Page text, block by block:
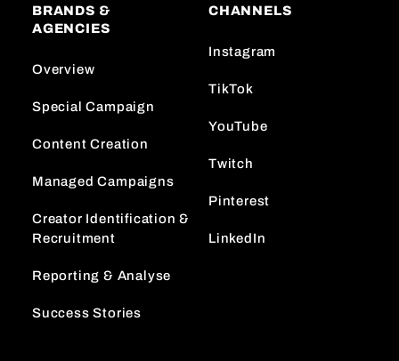
BRANDS &
AGENCIES
Overview
Special Campaign
Content Creation
Managed Campaigns
Creator Identification &
Recruitment
Reporting & Analyse
Success Stories
CHANNELS
Instagram
TikTok
YouTube
Twitch
Pinterest
LinkedIn